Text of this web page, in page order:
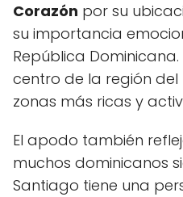
Corazón por su
su importancia
República
centro de la región del
zonas más ricas y
El apodo también
muchos dominicanos
Santiago tiene una